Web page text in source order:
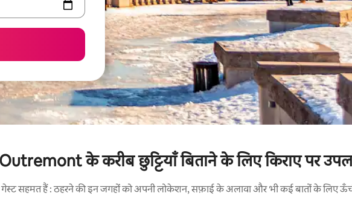
के करीब छुट्टियाँ बिताने के लिए किराए पर
गेस्ट सहमत हैं : ठहरने की इन जगहों को अपनी लोकेशन, सफ़ाई के अलावा और भी कई बातों के लिए ऊँची